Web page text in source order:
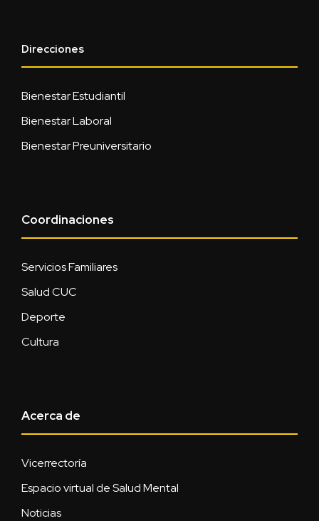
Direcciones
Bienestar Estudiantil
Bienestar Laboral
Bienestar Preuniversitario
Coordinaciones
Servicios Familiares
Salud CUC
Deporte
Cultura
Acerca de
Vicerrectoría
Espacio virtual de Salud Mental
Noticias